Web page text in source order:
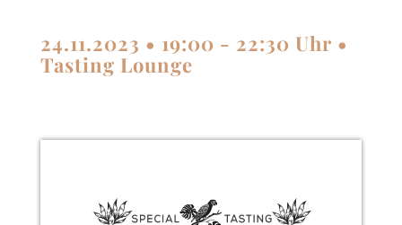
24.11.2023 • 19:00 - 22:30 Uhr •
Tasting Lounge